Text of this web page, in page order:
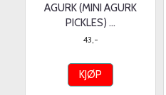
AGURK (MINI AGURK
PICKLES) ...
43,-
KJØP